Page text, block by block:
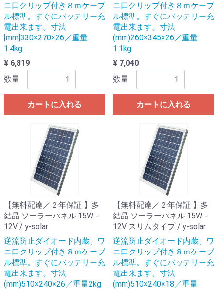
ニ口クリップ付き８ｍケーブ
ル標準。すぐにバッテリー充
電出来ます。寸法
[mm]330×270×26／重量
1.4kg
¥ 6,819
数量
カートに入れる
ニ口クリップ付き８ｍケーブ
ル標準。すぐにバッテリー充
電出来ます。寸法
(mm)260×345×26／重量
1.1kg
¥ 7,040
数量
カートに入れる
【無料配達／２年保証 】多
結晶 ソーラーパネル 15W -
12V / y-solar
逆流防止ダイオード内蔵、ワ
ニ口クリップ付き８ｍケーブ
ル標準。すぐにバッテリー充
電出来ます。寸法
(mm)510×240×26／重量2kg
【無料配達／２年保証 】多
結晶 ソーラーパネル 15W -
12V スリムタイプ / y-solar
逆流防止ダイオード内蔵、ワ
ニ口クリップ付き８ｍケーブ
ル標準。すぐにバッテリー充
電出来ます。寸法
(mm)510×240×18／重量